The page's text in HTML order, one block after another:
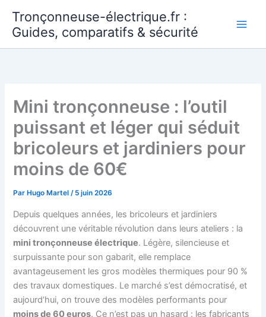
contenu
Tronçonneuse-électrique.fr :
Guides, comparatifs & sécurité
Mini tronçonneuse : l’outil
puissant et léger qui séduit
bricoleurs et jardiniers pour
moins de 60€
Par Hugo Martel/ 5 juin 2026
Depuis quelques années, les bricoleurs et jardiniers
découvrent une véritable révolution dans leurs ateliers : la
mini tronçonneuse électrique. Légère, silencieuse et
surpuissante pour son gabarit, elle remplace
avantageusement les gros modèles thermiques pour 90 %
des travaux domestiques. Le marché s’est démocratisé, et
aujourd’hui, on trouve des modèles performants pour
moins de 60 euros. Ce n’est pas un hasard : les fabricants